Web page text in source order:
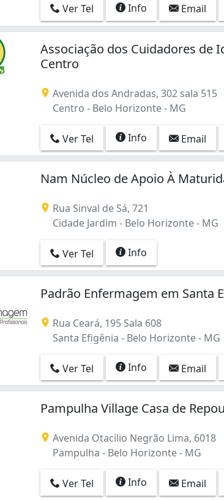
Ver Tel Info Email
Associação dos Cuidadores de
Centro
Avenida dos Andradas, 302 sala 515
Centro - Belo Horizonte - MG
Ver Tel Info Email
Nam Núcleo de Apoio À
Rua Sinval de Sá, 721
Cidade Jardim - Belo Horizonte - MG
Ver Tel Info
Padrão Enfermagem em Santa
Rua Ceará, 195 Sala 608
Santa Efigênia - Belo Horizonte - MG
Ver Tel Info Email
Pampulha Village Casa de
Avenida Otacílio Negrão Lima, 6018
Pampulha - Belo Horizonte - MG
Ver Tel Info Email